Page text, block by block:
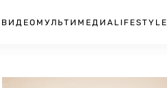
ВИДЕО МУЛЬТИМЕДИА LIFESTYLE